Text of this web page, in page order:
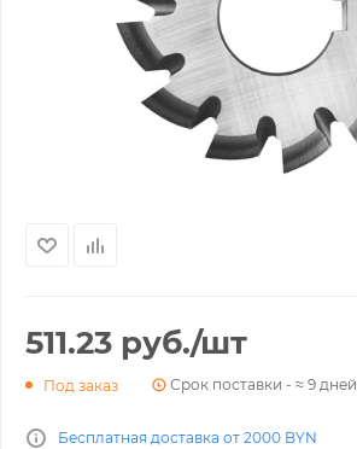
511.23 руб./шт
Под заказ Срок поставки - ≈ 9 дней
Бесплатная доставка от 2000 BYN